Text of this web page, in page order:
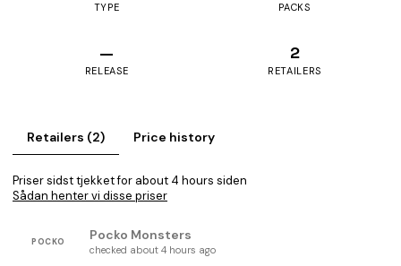
TYPE PACKS
—
RELEASE
2
RETAILERS
Retailers (2) Price history
Priser sidst tjekket for about 4 hours siden
Sådan henter vi disse priser
POCKO Pocko Monsters
checked about 4 hours ago